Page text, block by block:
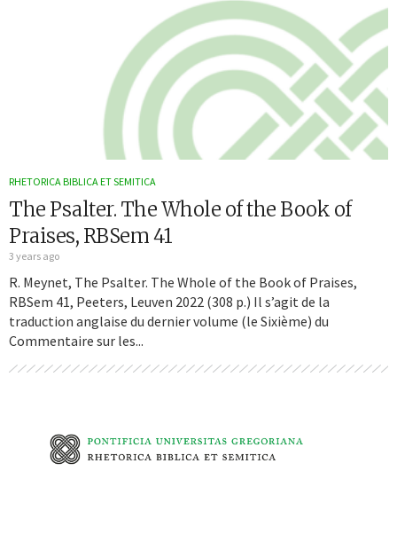
RHETORICA BIBLICA ET SEMITICA
The Psalter. The Whole of the Book of
Praises, RBSem 41
3 years ago
R. Meynet, The Psalter. The Whole of the Book of Praises,
RBSem 41, Peeters, Leuven 2022 (308 p.) Il s’agit de la
traduction anglaise du dernier volume (le Sixième) du
Commentaire sur les...